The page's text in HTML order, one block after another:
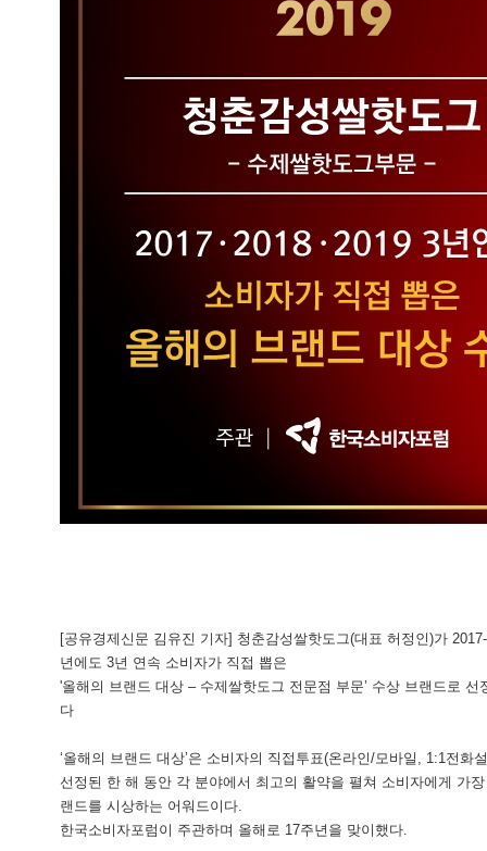
[공유경제신문 김유진 기자] 청춘감성쌀핫도그(대표 허정인)가
년에도 3년 연속 소비자가 직접 뽑은
'올해의 브랜드 대상 – 수제쌀핫도그 전문점 부문’ 수상 브랜드로 선
다
‘올해의 브랜드 대상’은 소비자의 직접투표(온라인/모바일, 1:1전화
선정된 한 해 동안 각 분야에서 최고의 활약을 펼쳐 소비자에게 가
랜드를 시상하는 어워드이다.
한국소비자포럼이 주관하며 올해로 17주년을 맞이했다.